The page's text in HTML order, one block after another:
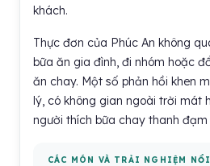
khách.
Thực đơn của Phúc An không
bữa ăn gia đình, đi nhóm hoặc
ăn chay. Một số phản hồi khen
lý, có không gian ngoài trời mát
người thích bữa chay thanh đạm
CÁC MÓN VÀ TRẢI NGHIỆM